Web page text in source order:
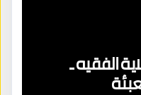
الفقيه ـ